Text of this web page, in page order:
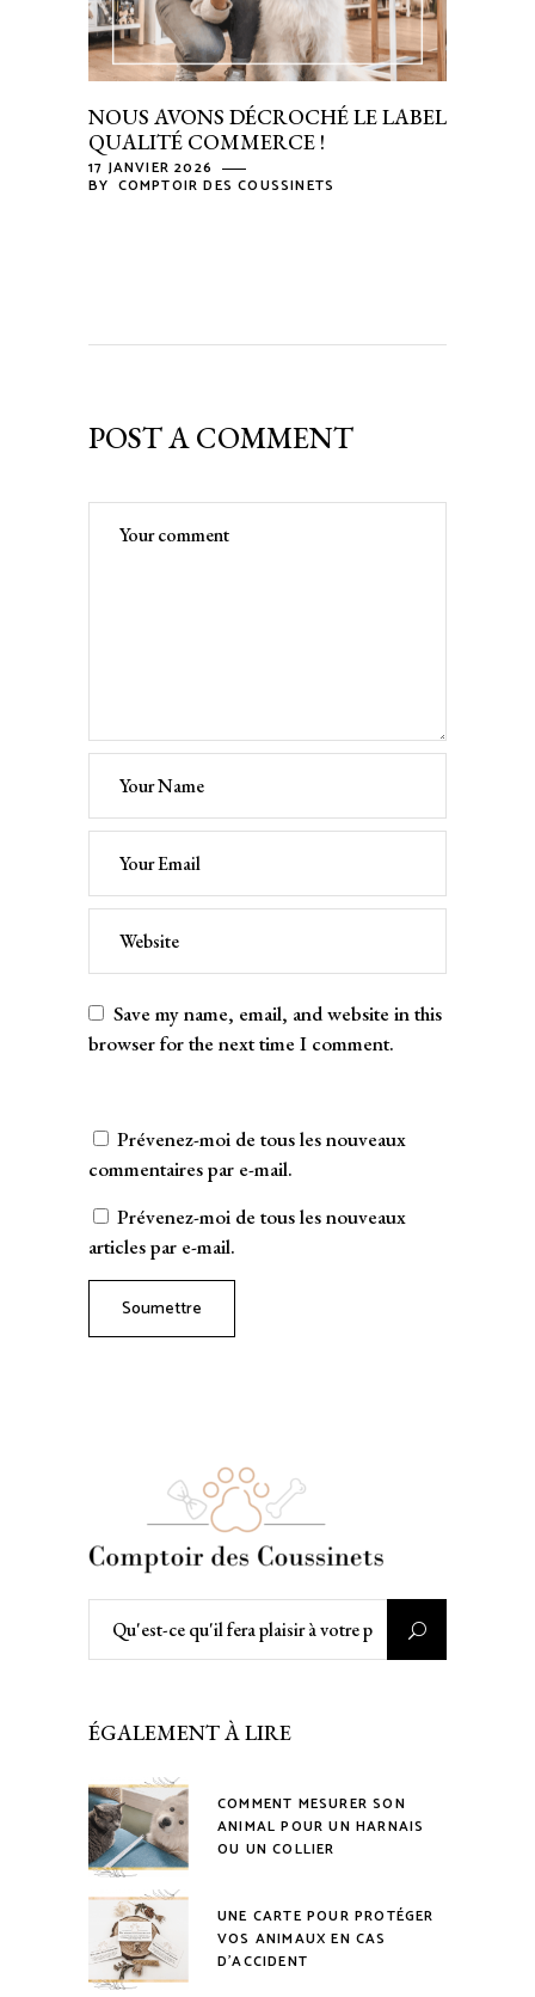
NOUS AVONS DÉCROCHÉ LE LABEL
QUALITÉ COMMERCE !
17 JANVIER 2026
BY COMPTOIR DES COUSSINETS
POST A COMMENT
Save my name, email, and website in this
browser for the next time I comment.
Prévenez-moi de tous les nouveaux
commentaires par e-mail.
Prévenez-moi de tous les nouveaux
articles par e-mail.
Soumettre
ÉGALEMENT À LIRE
COMMENT MESURER SON
ANIMAL POUR UN HARNAIS
OU UN COLLIER
UNE CARTE POUR PROTÉGER
VOS ANIMAUX EN CAS
D’ACCIDENT